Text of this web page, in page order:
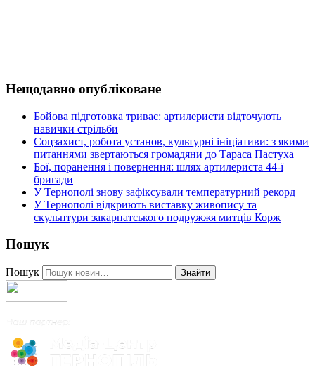
Нещодавно опубліковане
Бойова підготовка триває: артилеристи відточують
навички стрільби
Соцзахист, робота установ, культурні ініціативи: з якими
питаннями звертаються громадяни до Тараса Пастуха
Бої, поранення і повернення: шлях артилериста 44-ї
бригади
У Тернополі знову зафіксували температурний рекорд
У Тернополі відкриють виставку живопису та
скульптури закарпатського подружжя митців Корж
Пошук
Пошук Знайти